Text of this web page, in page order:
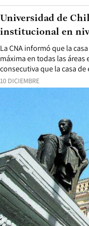
10 DICIEMBRE
La CNA informó que la
máxima en todas las áreas
consecutiva que la casa
Universidad de
institucional en